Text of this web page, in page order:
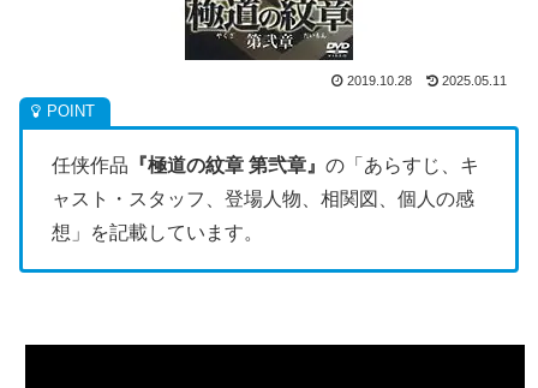
2019.10.28 2025.05.11
任侠作品 『極道の紋章 第弐章』 の「あらすじ、キ
ャスト・スタッフ、登場人物、相関図、個人の感
想」を記載しています。